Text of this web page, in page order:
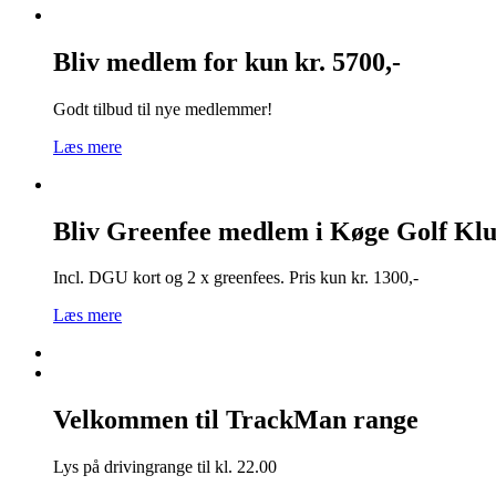
Bliv medlem for kun kr. 5700,-
Godt tilbud til nye medlemmer!
Læs mere
Bliv Greenfee medlem i Køge Golf
Incl. DGU kort og 2 x greenfees. Pris kun kr. 1300,-
Læs mere
Velkommen til TrackMan range
Lys på drivingrange til kl. 22.00